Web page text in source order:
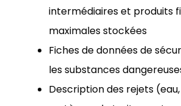
intermédiaires et produits
maximales stockées
Fiches de données de
les substances
Description des rejets